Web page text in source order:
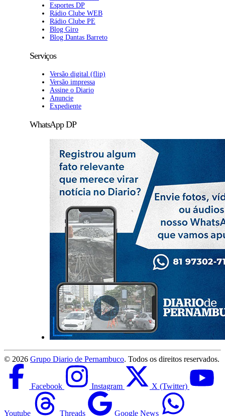
Esportes DP
Rádio Clube WEB
Rádio Clube PE
Blog Giro
Blog Dantas Barreto
Serviços
Versão digital (flip)
Versão impressa
Assine o Diario
Anuncie
Expediente
WhatsApp DP
© 2026 Grupo Diario de Pernambuco. Todos os direitos reservados.
Facebook Instagram X (Twitter)
Youtube Threads Google News